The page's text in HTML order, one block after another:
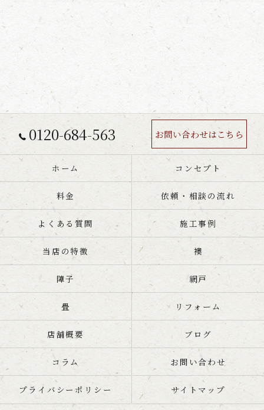
0120-684-563 お問い合わせはこちら
ホーム コンセプト
料金 依頼・相談の流れ
よくある質問 施工事例
当店の特徴 襖
障子 網戸
畳 リフォーム
店舗概要 ブログ
コラム お問い合わせ
プライバシーポリシー サイトマップ